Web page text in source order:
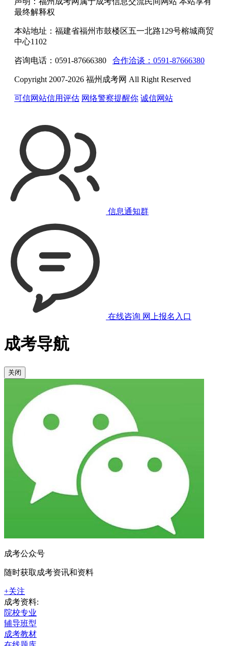
最终解释权
本站地址：福建省福州市鼓楼区五一北路129号榕城商贸
中心1102
咨询电话：0591-87666380 合作洽谈：0591-87666380
Copyright 2007-2026 福州成考网 All Right Reserved
可信网站信用评估 网络警察提醒你 诚信网站
信息通知群
在线咨询 网上报名入口
成考导航
关闭
成考公众号
随时获取成考资讯和资料
+关注
成考资料:
院校专业
辅导班型
成考教材